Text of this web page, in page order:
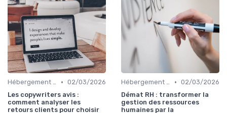
Hébergement et Maintenance Web • 02/03/2026
Les copywriters avis :
comment analyser les
retours clients pour choisir
Hébergement et Maintenance Web • 02/03/2026
Démat RH : transformer la
gestion des ressources
humaines par la